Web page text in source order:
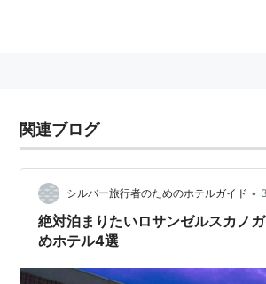
関連ブログ
シルバー旅行者のためのホテルガイド •
絶対泊まりたいロサンゼルスカノ
めホテル4選